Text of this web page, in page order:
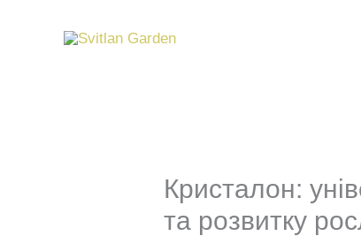
Кристалон:
та розвитку